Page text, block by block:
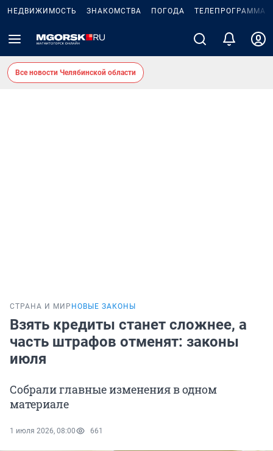
НЕДВИЖИМОСТЬ ЗНАКОМСТВА ПОГОДА ТЕЛЕПРОГРАММА
Все новости Челябинской области
СТРАНА И МИР НОВЫЕ ЗАКОНЫ
Взять кредиты станет сложнее, а
часть штрафов отменят: законы
июля
Собрали главные изменения в одном
материале
1 июля 2026, 08:00 661